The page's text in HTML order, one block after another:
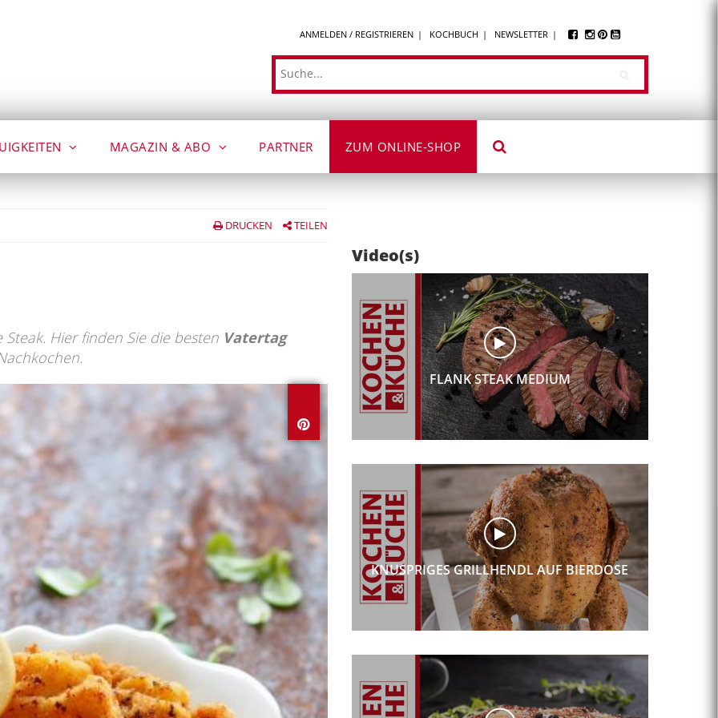
ANMELDEN / REGISTRIEREN KOCHBUCH NEWSLETTER
Suche
MAGAZIN & ABO PARTNER ZUM ONLINE-SHOP
DRUCKEN TEILEN
Hier finden Sie die besten Vatertag
Video(s)
FLANK STEAK MEDIUM
KNUSPRIGES GRILLHENDL AUF BIERDOSE